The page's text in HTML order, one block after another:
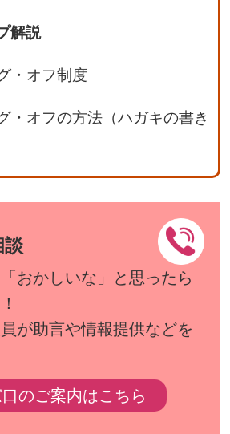
解説
・オフ制度
・オフの方法（ハガキの書き
談
「おかしいな」と思ったら
が助言や情報提供などを
のご案内はこちら